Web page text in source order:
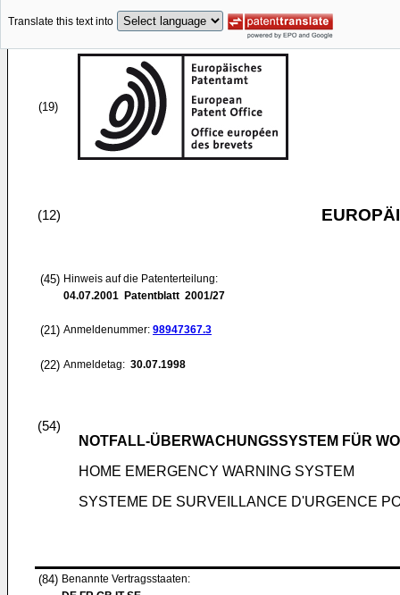
Translate this text into
(19)
(12)
(45) Hinweis auf die Patenterteilung:
04.07.2001 Patentblatt 2001/27
(21) Anmeldenummer: 98947367.3
(22) Anmeldetag: 30.07.1998
(54)
NOTFALL-ÜBERWACHUNGSSYSTEM FÜR
HOME EMERGENCY WARNING SYSTEM
SYSTEME DE SURVEILLANCE D'URGENCE
(84) Benannte Vertragsstaaten: